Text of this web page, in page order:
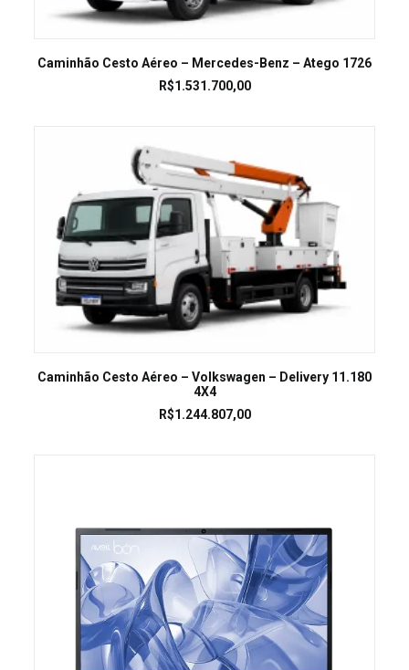
LEIA MAIS
Caminhão Cesto Aéreo – Mercedes-Benz – Atego 1726
R$1.531.700,00
LEIA MAIS
Caminhão Cesto Aéreo – Volkswagen – Delivery 11.180
4X4
R$1.244.807,00